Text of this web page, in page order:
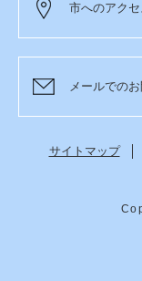
市へのアクセ
メールでの
サイトマップ